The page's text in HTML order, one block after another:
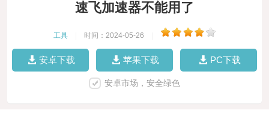
速飞加速器不能用了
工具 时间：2024-05-26
安卓下载 苹果下载 PC下载
安卓市场，安全绿色